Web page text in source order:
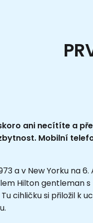
ani necítíte a
Mobilní
a v New Yorku na
Hilton gentleman
cihličku si přiložil k